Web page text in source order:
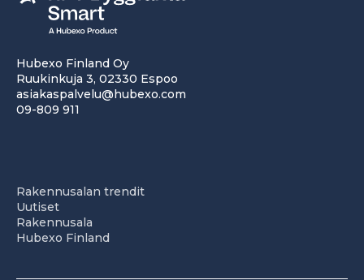
Hubexo Finland Oy
Ruukinkuja 3, 02330 Espoo
asiakaspalvelu@hubexo.com
09-809 911
Rakennusalan trendit
Uutiset
Rakennusala
Hubexo Finland